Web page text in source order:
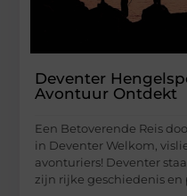
Deventer
Avontuur Ontdekt
Een Betoverende Reis
in Deventer Welkom,
avonturiers! Deventer
zijn rijke geschiedenis en